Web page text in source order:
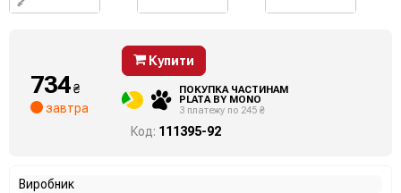
734₴
завтра
Купити
ПОКУПКА ЧАСТИНАМ
PLATA BY MONO
3 платежу по 245 ₴
Код: 111395-92
Виробник